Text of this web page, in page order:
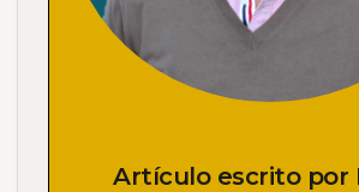
Artículo escrito por